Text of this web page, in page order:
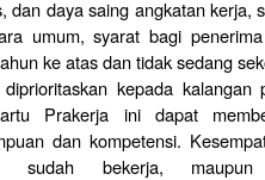
dan daya saing angkatan
umum, syarat bagi
ke atas dan tidak sedang
kepada
Prakerja ini dapat
dan kompetensi.
sudah bekerja,